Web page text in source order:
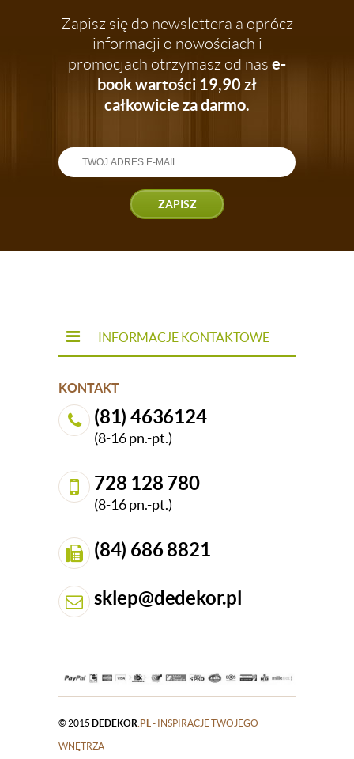
Zapisz się do newslettera a oprócz
informacji o nowościach i
promocjach otrzymasz od nas e-
book wartości 19,90 zł
całkowicie za darmo.
ZAPISZ
INFORMACJE KONTAKTOWE
KONTAKT
(81) 4636124
(8-16 pn.-pt.)
728 128 780
(8-16 pn.-pt.)
(84) 686 8821
sklep@dedekor.pl
© 2015 DEDEKOR .PL - INSPIRACJE TWOJEGO
WNĘTRZA